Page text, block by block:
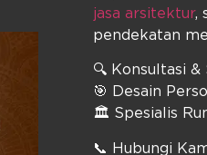
jasa arsitektur,
pendekatan
🔍 Konsultasi
🎯 Desain
🏛️ Spesialis
📞 Hubungi